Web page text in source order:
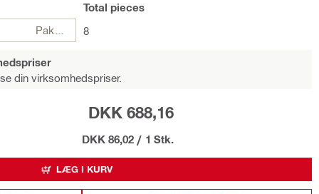
Pakker
Total pieces
8
din virksomhedspriser.
DKK 688,16
DKK 86,02 / 1 Stk.
LÆG I KURV